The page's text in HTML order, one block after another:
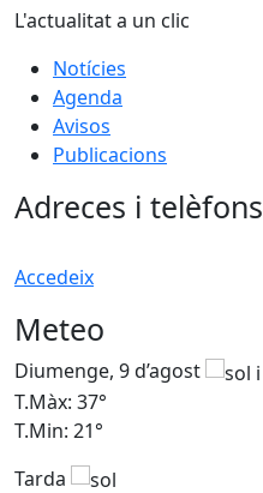
L'actualitat a un clic
Notícies
Agenda
Avisos
Publicacions
Adreces i telèfons
Accedeix
Meteo
Diumenge, 9 d’agost
T.Màx: 37°
T.Min: 21°
Tarda